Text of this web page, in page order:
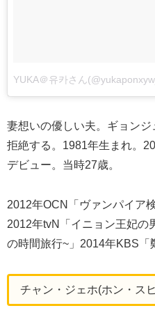
YUKA＠유카さん
妻想いの優しい夫。ギョン
拒絶する。1981年生まれ。
デビュー。当時27歳。
2012年OCN「ヴァンパイア
2012年tvN「イニョン王妃の
の時間旅行~」2014年KBS「
チャン・ジェホ(ホン・ス